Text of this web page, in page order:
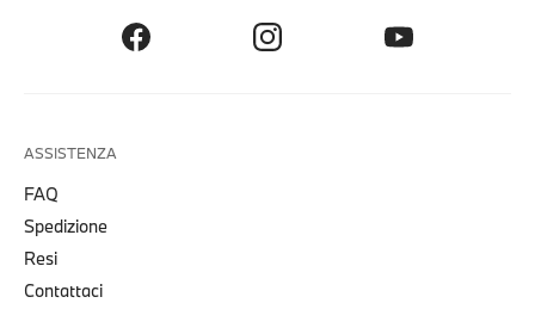
ASSISTENZA
FAQ
Spedizione
Resi
Contattaci